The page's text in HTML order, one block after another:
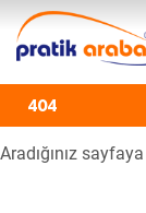
404
Aradığınız